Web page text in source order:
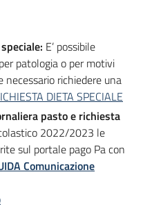
E’ possibile
patologia o per motivi
necessario richiedere una
DIETA SPECIALE
pasto e richiesta
2022/2023 le
sul portale pago Pa con
Comunicazione